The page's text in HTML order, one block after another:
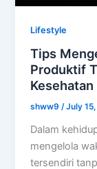
Lifestyle
Tips
Produktif
shww9/July
Dalam
mengelola
tersendiri